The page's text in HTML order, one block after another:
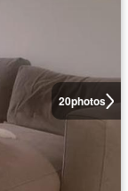
20photos